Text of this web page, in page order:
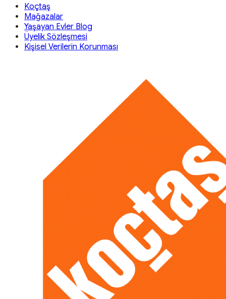
Koçtaş
Mağazalar
Yaşayan Evler Blog
Üyelik Sözleşmesi
Kişisel Verilerin Korunması